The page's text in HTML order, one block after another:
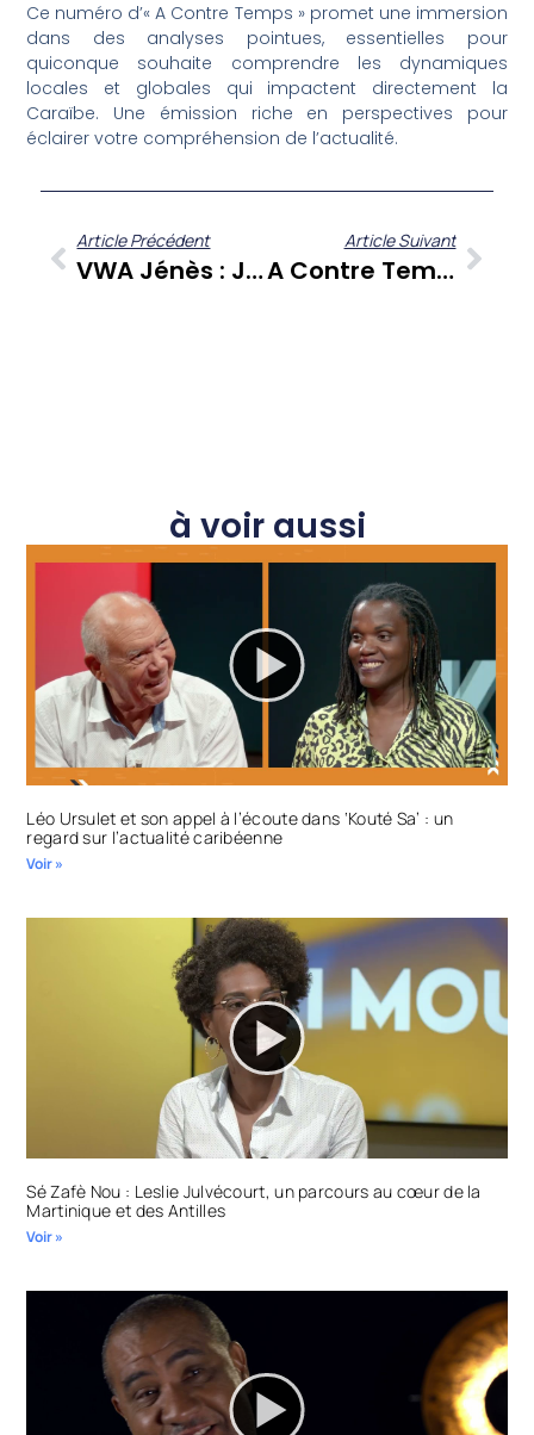
Ce numéro d’« A Contre Temps » promet une immersion
dans des analyses pointues, essentielles pour
quiconque souhaite comprendre les dynamiques
locales et globales qui impactent directement la
Caraïbe. Une émission riche en perspectives pour
éclairer votre compréhension de l’actualité.
Article Précédent
VWA Jénès : Jeunes Mères, Un Regard Critique Sur L’accompagnement Et L’évolution Des Mentalités En Martinique
Article Suivant
A Contre Temps – Gérard Dorwling Carter Et Ses Chroniqueurs : Une Autre Analyse De L’actualité
à voir aussi
Léo Ursulet et son appel à l’écoute dans ‘Kouté Sa’ : un
regard sur l’actualité caribéenne
Voir »
Sé Zafè Nou : Leslie Julvécourt, un parcours au cœur de la
Martinique et des Antilles
Voir »